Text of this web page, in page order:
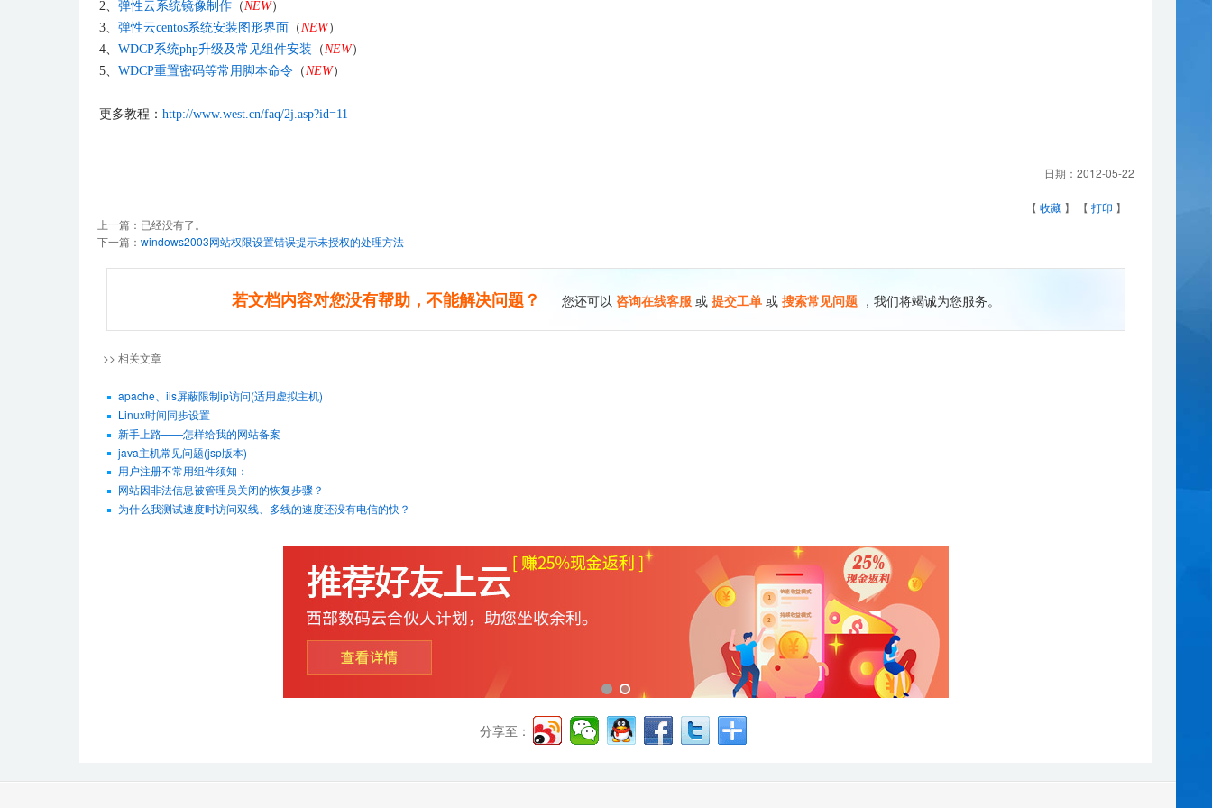
2、 弹性云系统镜像制作 （NEW）
3、 弹性云centos系统安装图形界面 （NEW）
4、 WDCP系统php升级及常见组件安装 （NEW）
5、 WDCP重置密码等常用脚本命令 （NEW）
更多教程： http://www.west.cn/faq/2j.asp?id=11
日期： 2012-05-22
【 收藏 】 【 打印 】
上一篇：已经没有了。
下一篇： windows2003网站权限设置错误提示未授权的处理方法
若文档内容对您没有帮助，不能解决问题？ 您还可以 咨询在线客服 或 提交工单 或 搜索常见问题 ，我们将竭诚为您服务。
>> 相关文章
apache、iis屏蔽限制ip访问(适用虚拟主机)
Linux时间同步设置
新手上路——怎样给我的网站备案
java主机常见问题(jsp版本)
用户注册不常用组件须知：
网站因非法信息被管理员关闭的恢复步骤？
为什么我测试速度时访问双线、多线的速度还没有电信的快？
分享至：